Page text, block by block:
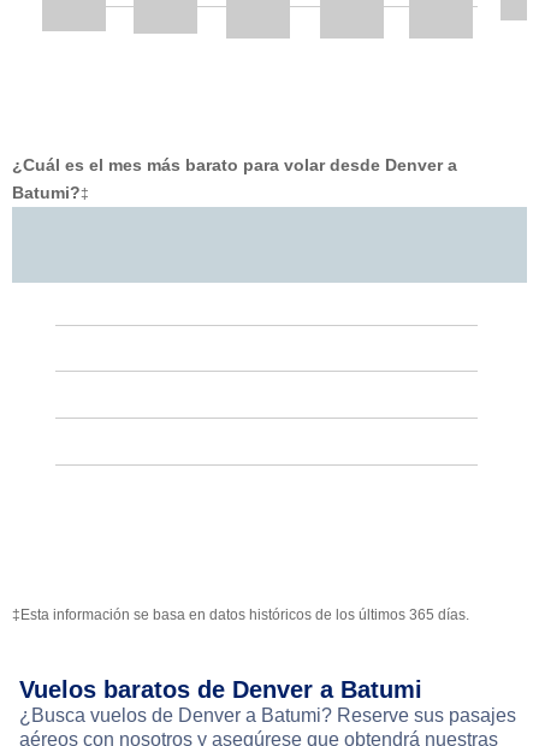
¿Cuál es el mes más barato para volar desde Denver a
Batumi?‡
‡Esta información se basa en datos históricos de los últimos 365 días.
Vuelos baratos de Denver a Batumi
¿Busca vuelos de Denver a Batumi? Reserve sus pasajes
aéreos con nosotros y asegúrese que obtendrá nuestras